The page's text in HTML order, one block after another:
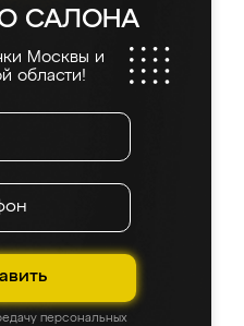
САЛОНА
Москвы и
области!
персональных